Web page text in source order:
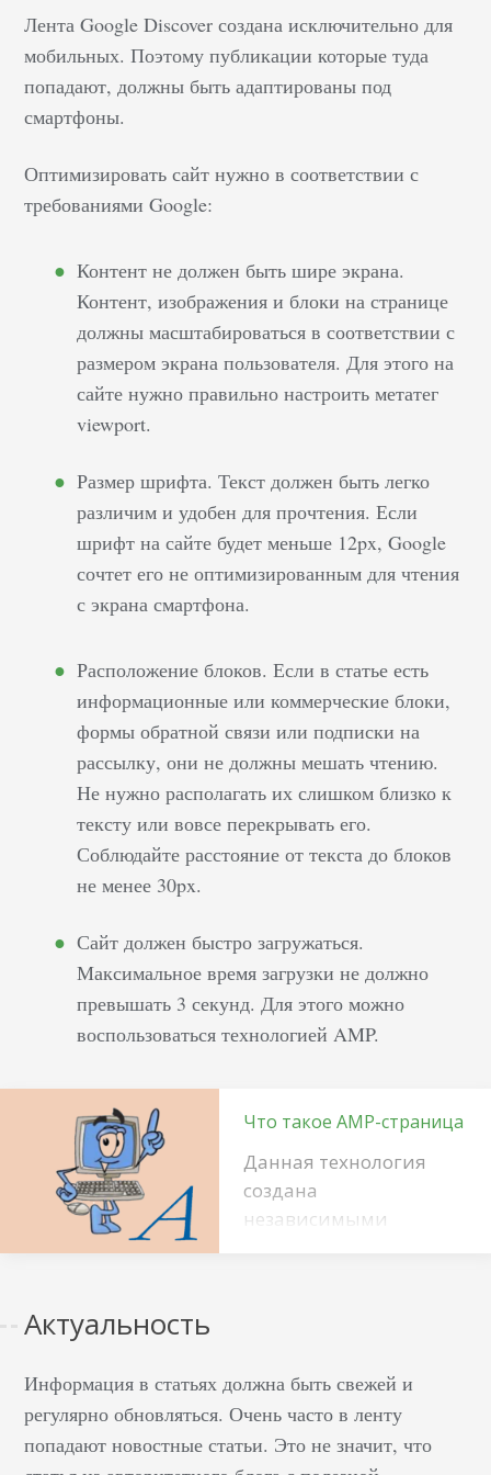
корректировок в
распространение
вашего видео для
поисковых систем
которые сами
индексируются и
ранжируются,
поисковые
системы
элемент,
являющийся
частью более
широкой
индексируют
такой материал,
страница, на…
Лента Google Discover создана исключительно для
мобильных. Поэтому публикации которые туда
попадают, должны быть адаптированы под
смартфоны.
Оптимизировать сайт нужно в соответствии с
требованиями Google:
Контент не должен быть шире экрана.
Контент, изображения и блоки на странице
должны масштабироваться в соответствии с
размером экрана пользователя. Для этого на
сайте нужно правильно настроить метатег
viewport.
Размер шрифта. Текст должен быть легко
различим и удобен для прочтения. Если
шрифт на сайте будет меньше 12px, Google
сочтет его не оптимизированным для чтения
с экрана смартфона.
Расположение блоков. Если в статье есть
информационные или коммерческие блоки,
формы обратной связи или подписки на
рассылку, они не должны мешать чтению.
Не нужно располагать их слишком близко к
тексту или вовсе перекрывать его.
Соблюдайте расстояние от текста до блоков
не менее 30px.
Сайт должен быстро загружаться.
Максимальное время загрузки не должно
превышать 3 секунд. Для этого можно
воспользоваться технологией AMP.
Что такое AMP-страница
Данная технология
создана
независимыми
единственная
компания,
подключившая к своей
Актуальность
Информация в статьях должна быть свежей и
регулярно обновляться. Очень часто в ленту
попадают новостные статьи. Это не значит, что